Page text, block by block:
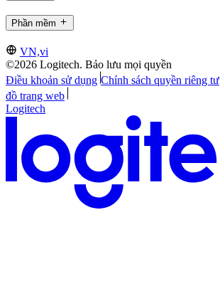
Phần mềm
VN,vi
©2026 Logitech. Bảo lưu mọi quyền
Điều khoản sử dụng Chính sách quyền riêng tư
đồ trang web
Logitech